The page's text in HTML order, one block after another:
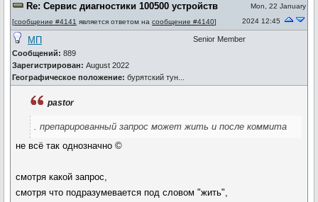
Re: Сервис диагностики 100500 устройств
[сообщение #4141 является ответом на сообщение #4140]
Mon, 22 January
2024 12:45
МП
Сообщений: 889
Зарегистрирован: August 2022
Географическое положение: бурятский тун...
Senior Member
pastor
. препарированный запрос может жить и после коммита
не всё так однозначно ©
смотря какой запрос,
смотря что подразумевается под словом "жить",